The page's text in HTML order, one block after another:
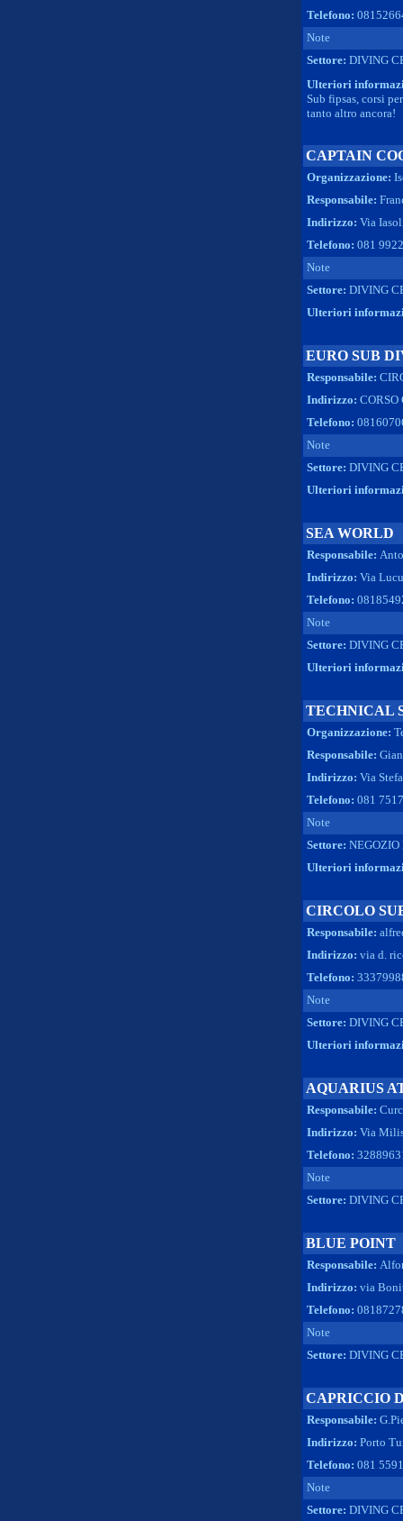
Telefono:
Note
Settore: DIVING
Ulteriori
Sub fipsas, corsi
tanto altro ancora!
CAPTAIN
Organizzazione:
Responsabile:
Indirizzo: Via
Telefono: 081
Note
Settore: DIVING
Ulteriori
EURO SUB
Responsabile:
Indirizzo:
Telefono:
Note
Settore: DIVING
Ulteriori
SEA WORLD
Responsabile:
Indirizzo: Via
Telefono:
Note
Settore: DIVING
Ulteriori
TECHNICAL
Organizzazione:
Responsabile:
Indirizzo: Via
Telefono: 081
Note
Settore: NEGOZIO
Ulteriori
CIRCOLO
Responsabile:
Indirizzo: via d.
Telefono:
Note
Settore: DIVING
Ulteriori
AQUARIUS
Responsabile:
Indirizzo: Via
Telefono:
Note
Settore: DIVING
BLUE POINT
Responsabile:
Indirizzo: via
Telefono:
Note
Settore: DIVING
CAPRICCIO
Responsabile:
Indirizzo: Porto
Telefono: 081
Note
Settore: DIVING